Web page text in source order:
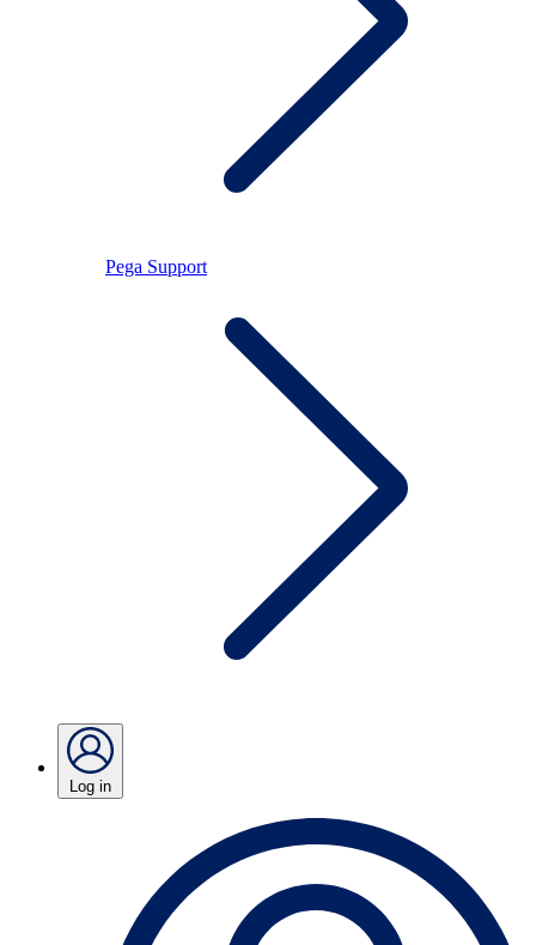
Pega Support
Log in